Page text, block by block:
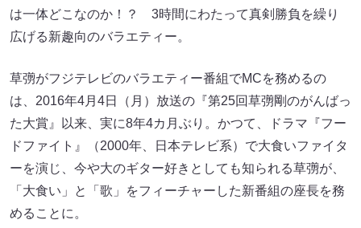
は一体どこなのか！？ 3時間にわたって真剣勝負を繰り
広げる新趣向のバラエティー。
草彅がフジテレビのバラエティー番組でMCを務めるの
は、2016年4月4日（月）放送の『第25回草彅剛のがんばっ
た大賞』以来、実に8年4カ月ぶり。かつて、ドラマ『フー
ドファイト』（2000年、日本テレビ系）で大食いファイタ
ーを演じ、今や大のギター好きとしても知られる草彅が、
「大食い」と「歌」をフィーチャーした新番組の座長を務
めることに。